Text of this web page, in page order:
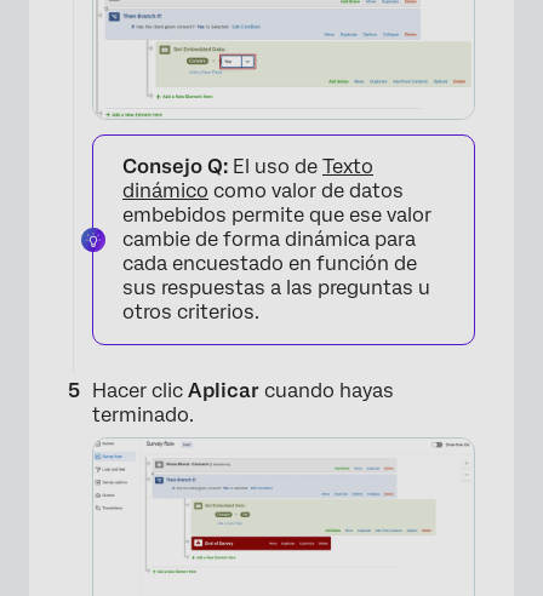
×
Consejo Q: El uso de Texto
dinámico como valor de datos
embebidos permite que ese valor
cambie de forma dinámica para
cada encuestado en función de
sus respuestas a las preguntas u
otros criterios.
Hacer clic Aplicar cuando hayas
terminado.